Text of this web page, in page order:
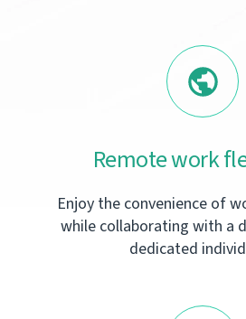
Remote work
Enjoy the convenience of
while collaborating with a
dedicated